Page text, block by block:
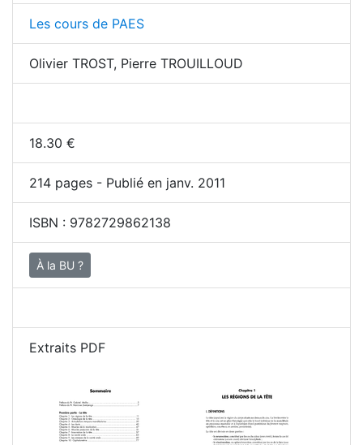
Les cours de PAES
Olivier TROST, Pierre TROUILLOUD
18.30 €
214 pages - Publié en janv. 2011
ISBN : 9782729862138
À la BU ?
Extraits PDF